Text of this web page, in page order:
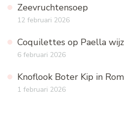
Zeevruchtensoep
12 februari 2026
Coquilettes op Paella
6 februari 2026
Knoflook Boter Kip in
1 februari 2026